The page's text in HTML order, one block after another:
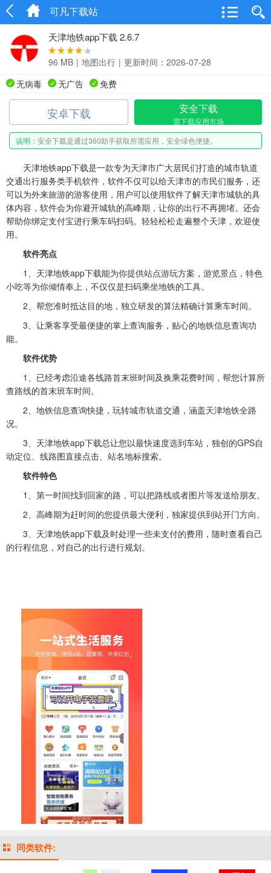
可凡下载站
天津地铁app下载 2.6.7
96 MB | 地图出行 | 更新时间：2026-07-28
无病毒
无广告 免费
安卓下载 安全下载
需下载应用市场
说明： 安全下载是通过360助手获取所需应用，安全绿色便捷。
天津地铁app下载是一款专为天津市广大居民们打造的城市轨道
交通出行服务类手机软件，软件不仅可以给天津市的市民们服务，还
可以为外来旅游的游客使用，用户可以使用软件了解天津市城轨的具
体内容，软件会为你避开城轨的高峰期，让你的出行不再拥堵。还会
帮助你绑定支付宝进行乘车码扫码。轻轻松松走遍整个天津，欢迎使
用。
软件亮点
1、天津地铁app下载能为你提供站点游玩方案，游览景点，特色
小吃等为你倾情奉上，不仅仅是扫码乘坐地铁的工具。
2、帮您准时抵达目的地，独立研发的算法精确计算乘车时间。
3、让乘客享受最便捷的掌上查询服务，贴心的地铁信息查询功
能。
软件优势
1、已经考虑沿途各线路首末班时间及换乘花费时间，帮您计算所
查路线的首末班车时间。
2、地铁信息查询快捷，玩转城市轨道交通，涵盖天津地铁全路
况。
3、天津地铁app下载总让您以最快速度选到车站，独创的GPS自
动定位、线路图直接点击、站名地标搜索。
软件特色
1、第一时间找到回家的路，可以把路线或者图片等发送给朋友。
2、高峰期为赶时间的您提供最大便利，独家提供到站开门方向。
3、天津地铁app下载及时处理一些未支付的费用，随时查看自己
的行程信息，对自己的出行进行规划。
同类软件: